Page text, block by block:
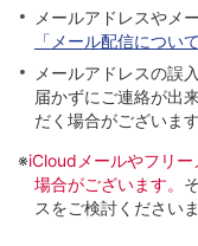
メールアドレスやメ
「メール配信について
メールアドレスの誤
届かずにご連絡が出
だく場合がございます
※iCloudメールやフリ
場合がございます。
スをご検討ください